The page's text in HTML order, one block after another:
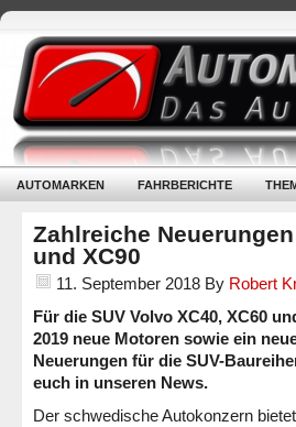
AUTOMARKEN FAHRBERICHTE
Zahlreiche
und XC90
11. September 2018 By Robert
Für die SUV Volvo XC40, XC60
2019 neue Motoren sowie ein
Neuerungen für die SUV-
euch in unseren News.
Der schwedische Autokonzern